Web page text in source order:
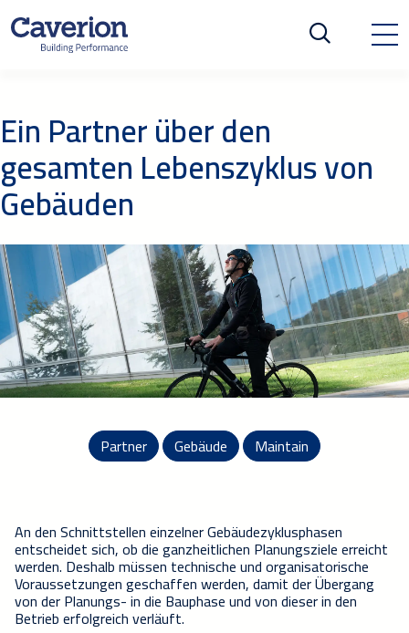
Ein Partner über den
gesamten Lebenszyklus von
Gebäuden
Partner Gebäude Maintain
An den Schnittstellen einzelner Gebäudezyklusphasen
entscheidet sich, ob die ganzheitlichen Planungsziele erreicht
werden. Deshalb müssen technische und organisatorische
Voraussetzungen geschaffen werden, damit der Übergang
von der Planungs- in die Bauphase und von dieser in den
Betrieb erfolgreich verläuft.